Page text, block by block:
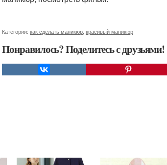
Категории: как сделать маникюр красивый маникюр
Понравилось? Поделитесь с друзьями!